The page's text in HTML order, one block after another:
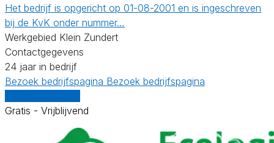
Het bedrijf is opgericht op 01-08-2001 en is ingeschreven
bij de KvK onder nummer…
Werkgebied Klein Zundert
Contactgegevens
24 jaar in bedrijf
Bezoek bedrijfspagina Bezoek bedrijfspagina
Gratis - Vrijblijvend